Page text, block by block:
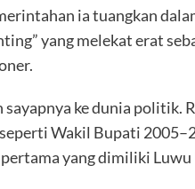
ia tuangkan
yang melekat erat
ke dunia politik.
Wakil Bupati
yang dimiliki Luwu